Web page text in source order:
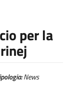
per la
News